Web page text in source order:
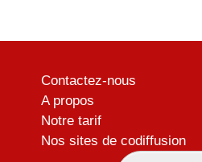
Contactez-nous
A propos
Notre tarif
Nos sites de codiffusion